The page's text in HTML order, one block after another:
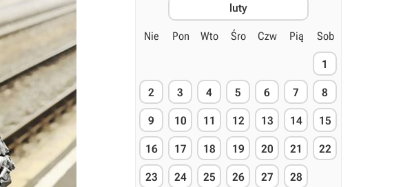
luty
Nie Pon Wto Śro Czw Pią Sob
1
2 3 4 5 6 7 8
9 10 11 12 13 14 15
16 17 18 19 20 21 22
23 24 25 26 27 28